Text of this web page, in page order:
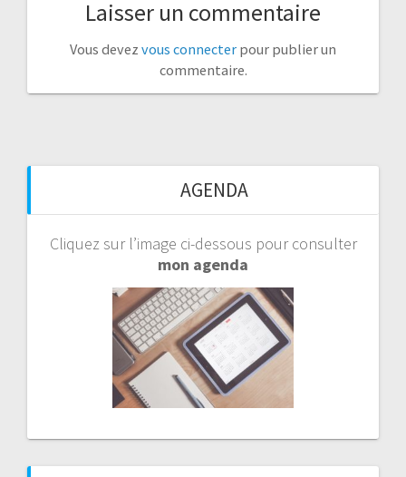
Laisser un commentaire
Vous devez vous connecter pour publier un
commentaire.
AGENDA
Cliquez sur l’image ci-dessous pour consulter
mon agenda